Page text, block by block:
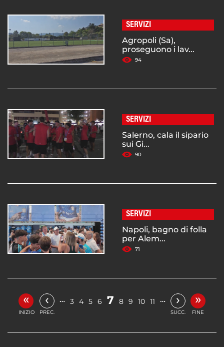
SERVIZI
Agropoli (Sa),
proseguono i lav...
94
SERVIZI
Salerno, cala il sipario
sui Gi...
90
SERVIZI
Napoli, bagno di folla
per Alem...
71
«
INIZIO
‹
PREC.
… 3 4 5 6 7 8 9 10 11 … ›
SUCC.
»
FINE